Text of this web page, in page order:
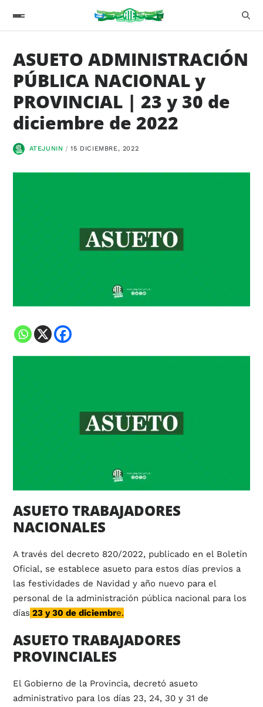
ASUETO ADMINISTRACIÓN
PÚBLICA NACIONAL y
PROVINCIAL | 23 y 30 de
diciembre de 2022
ATEJUNIN 15 DICIEMBRE, 2022
ASUETO TRABAJADORES
NACIONALES
A través del decreto 820/2022, publicado en el Boletín
Oficial, se establece asueto para estos días previos a
las festividades de Navidad y año nuevo para el
personal de la administración pública nacional para los
días 23 y 30 de diciembre.
ASUETO TRABAJADORES
PROVINCIALES
El Gobierno de la Provincia, decretó asueto
administrativo para los días 23, 24, 30 y 31 de